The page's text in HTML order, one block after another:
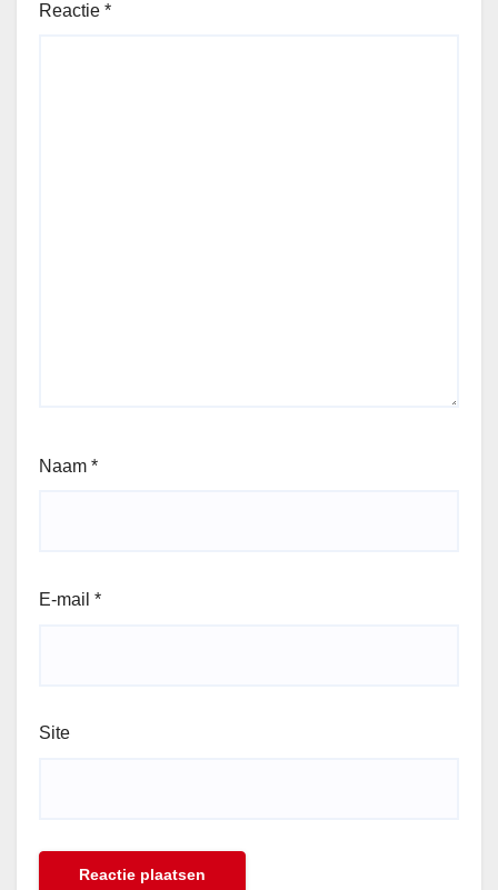
Reactie *
Naam *
E-mail *
Site